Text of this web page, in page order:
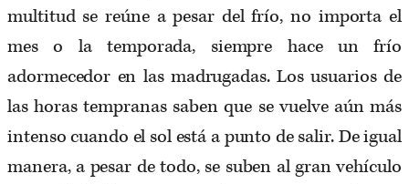
multitud se reúne a pesar del frío, no importa el
mes o la temporada, siempre hace un frío
adormecedor en las madrugadas. Los usuarios de
las horas tempranas saben que se vuelve aún más
intenso cuando el sol está a punto de salir. De igual
manera, a pesar de todo, se suben al gran vehículo